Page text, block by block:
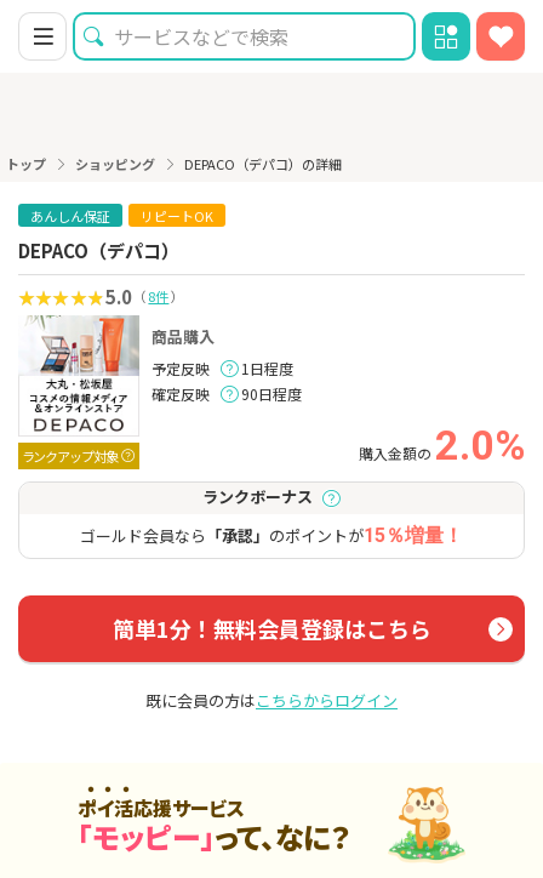
トップ ショッピング DEPACO（デパコ）の詳細
あんしん保証 リピートOK
DEPACO（デパコ）
5.0 （8件）
ランクアップ対象
商品購入
予定反映
1日程度
確定反映
90日程度
購入金額の 2.0%
ランクボーナス
ゴールド会員なら 「承認」 のポイントが15％増量！
簡単1分！無料会員登録はこちら
既に会員の方はこちらからログイン
ポイ活応援サービス
「モッピー」って、なに？